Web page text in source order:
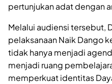
pertunjukan adat dengan
Melalui audiensi tersebut,
pelaksanaan Naik Dango
tidak hanya menjadi
menjadi ruang
memperkuat identitas